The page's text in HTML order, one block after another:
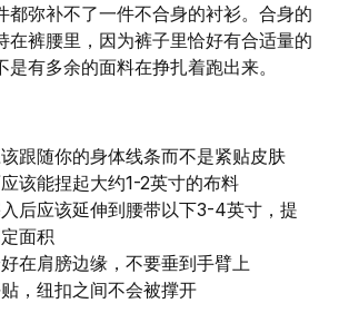
都弥补不了一件不合身的衬衫。合身的
在裤腰里，因为裤子里恰好有合适量的
有多余的面料在挣扎着跑出来。
跟随你的身体线条而不是紧贴皮肤
该能捏起大约1-2英寸的布料
后应该延伸到腰带以下3-4英寸，提
面积
在肩膀边缘，不要垂到手臂上
，纽扣之间不会被撑开